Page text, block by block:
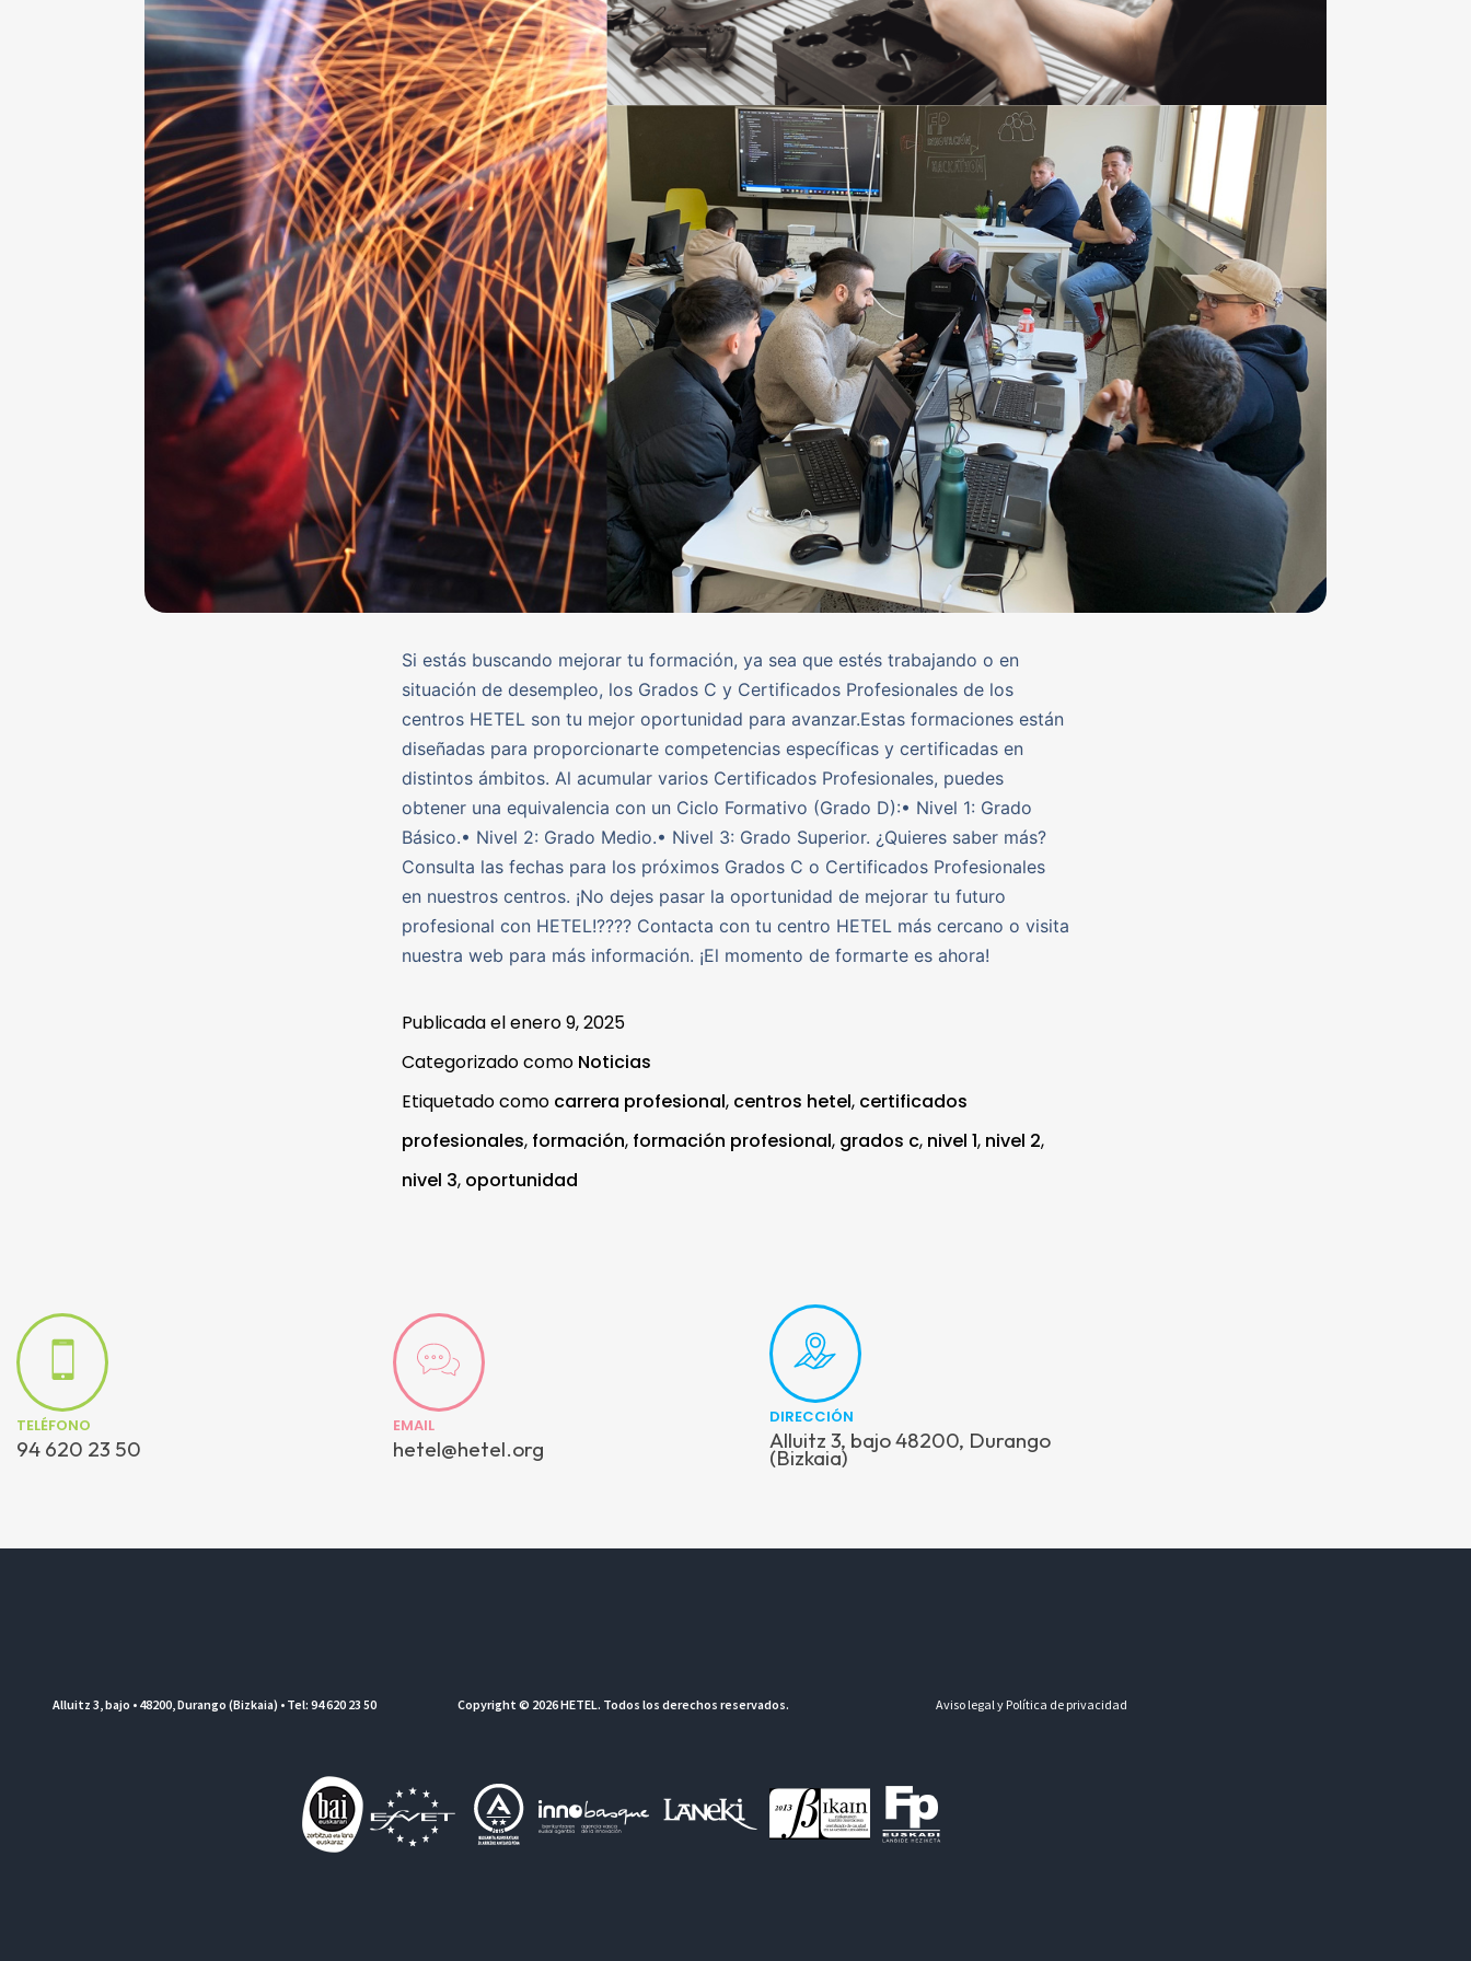
Si estás buscando mejorar tu formación, ya sea que estés trabajando o en
situación de desempleo, los Grados C y Certificados Profesionales de los
centros HETEL son tu mejor oportunidad para avanzar.Estas formaciones están
diseñadas para proporcionarte competencias específicas y certificadas en
distintos ámbitos. Al acumular varios Certificados Profesionales, puedes
obtener una equivalencia con un Ciclo Formativo (Grado D):• Nivel 1: Grado
Básico.• Nivel 2: Grado Medio.• Nivel 3: Grado Superior. ¿Quieres saber más?
Consulta las fechas para los próximos Grados C o Certificados Profesionales
en nuestros centros. ¡No dejes pasar la oportunidad de mejorar tu futuro
profesional con HETEL!???? Contacta con tu centro HETEL más cercano o visita
nuestra web para más información. ¡El momento de formarte es ahora!
Publicada elenero 9, 2025
Categorizado como Noticias
Etiquetado como carrera profesional, centros hetel, certificados
profesionales, formación, formación profesional, grados c, nivel 1, nivel 2,
nivel 3, oportunidad
TELÉFONO
94 620 23 50
EMAIL
hetel@hetel.org
DIRECCIÓN
Alluitz 3, bajo 48200, Durango
(Bizkaia)
Alluitz 3, bajo • 48200, Durango (Bizkaia) • Tel: 94 620 23 50 Copyright © 2026 HETEL. Todos los derechos reservados. Aviso legal y Política de privacidad